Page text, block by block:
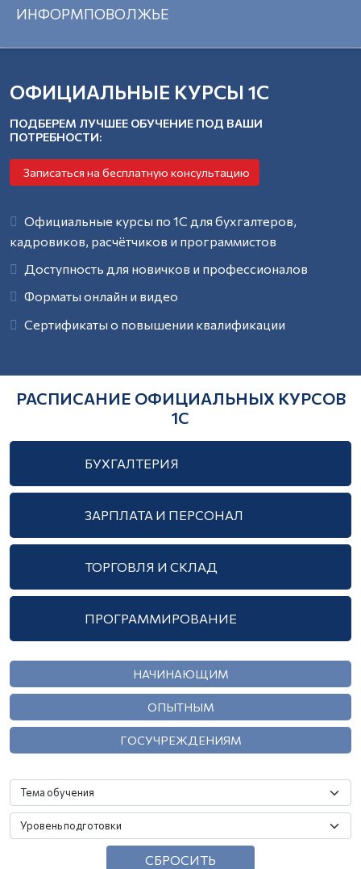
Лицензия
26.03.21
г.
№
Youtube-
Telegram-
канал
КОНТАКТЫ
8
(800)
700-
10
1c-
г.
6
НАС
Отзывы
об
организации
Контакты
ПОДДЕРЖКА
КУРСЫ
ПО
УЧЕТА
Зарплата
персонал
склад
Программирование
КУРСЫ
ПОДГОТОВКИ
ИНФОРМПОВОЛЖЬЕ
ОФИЦИАЛЬНЫЕ КУРСЫ 1С
ПОДБЕРЕМ ЛУЧШЕЕ ОБУЧЕНИЕ ПОД ВАШИ
ПОТРЕБНОСТИ:
Записаться на бесплатную консультацию
Официальные курсы по 1С для бухгалтеров,
кадровиков, расчётчиков и программистов
Доступность для новичков и профессионалов
Форматы онлайн и видео
Сертификаты о повышении квалификации
РАСПИСАНИЕ ОФИЦИАЛЬНЫХ КУРСОВ
1С
БУХГАЛТЕРИЯ
ЗАРПЛАТА И ПЕРСОНАЛ
ТОРГОВЛЯ И СКЛАД
ПРОГРАММИРОВАНИЕ
НАЧИНАЮЩИМ
ОПЫТНЫМ
ГОСУЧРЕЖДЕНИЯМ
СБРОСИТЬ